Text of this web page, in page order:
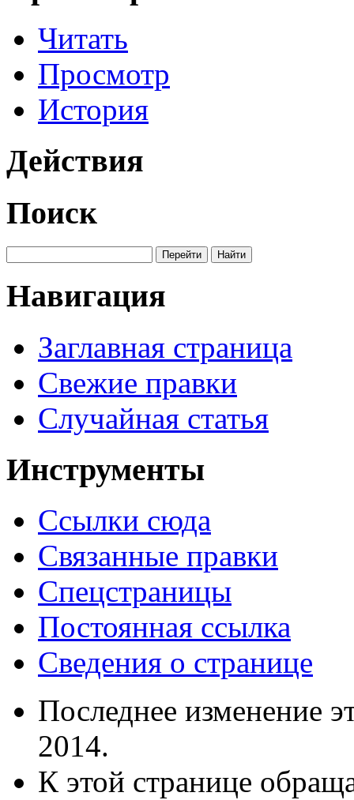
Читать
Просмотр
История
Действия
Поиск
Навигация
Заглавная страница
Свежие правки
Случайная статья
Инструменты
Ссылки сюда
Связанные правки
Спецстраницы
Постоянная ссылка
Сведения о странице
Последнее изменение
2014.
К этой странице